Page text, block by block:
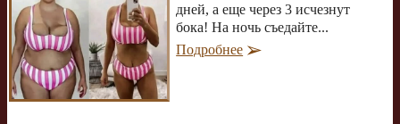
дней, а еще через 3 исчезнут
бока! На ночь съедайте...
Подробнее